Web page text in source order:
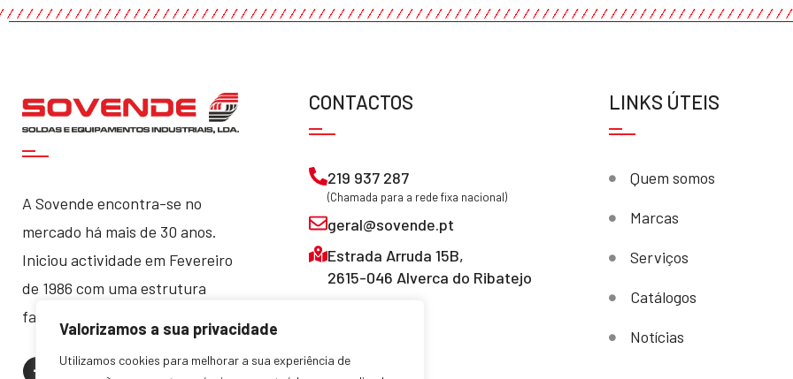
Valorizamos a sua privacidade
Utilizamos cookies para melhorar a sua experiência de
A Sovende encontra-se no
mercado há mais de 30 anos.
Iniciou actividade em Fevereiro
de 1986 com uma estrutura
familiar, que manteve até hoje.
CONTACTOS
219 937 287
(Chamada para a rede fixa nacional)
geral@sovende.pt
Estrada Arruda 15B,
2615-046 Alverca do Ribatejo
LINKS ÚTEIS
Quem somos
Marcas
Serviços
Catálogos
Notícias